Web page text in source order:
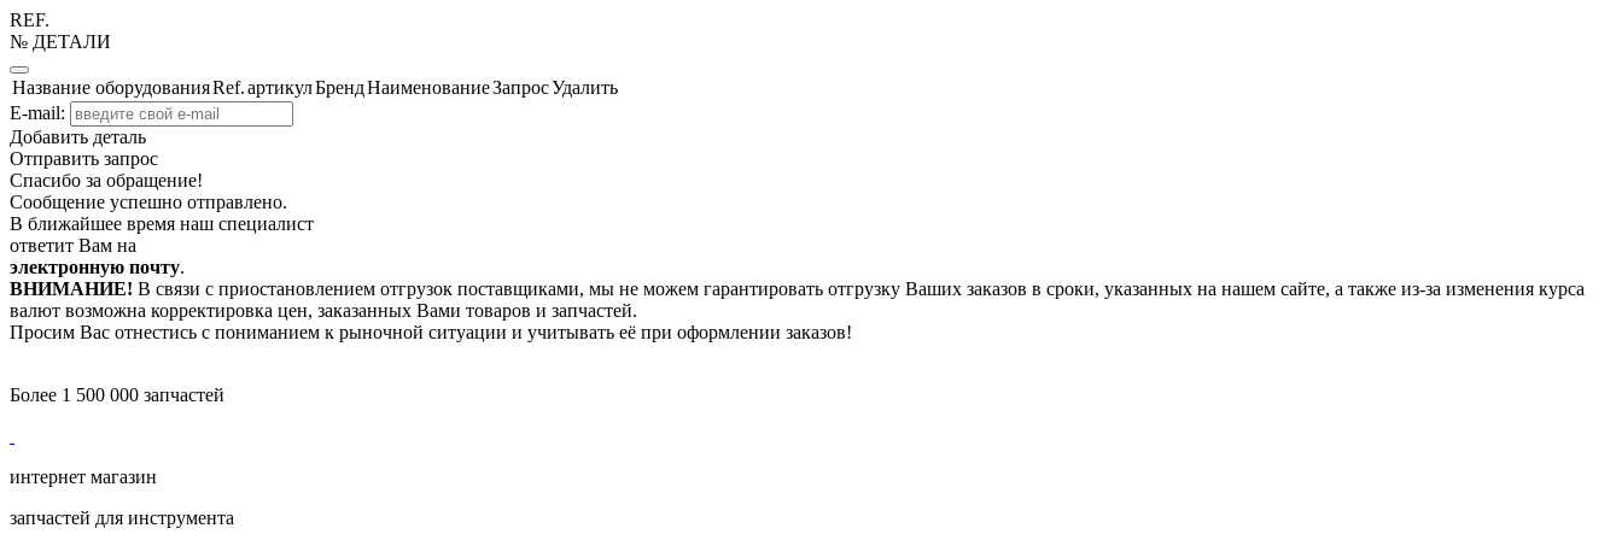
REF.
№ ДЕТАЛИ
Название оборудованияRef.артикулБрендНаименованиеЗапросУдалить
E-mail:
Добавить деталь
Отправить запрос
Спасибо за обращение!
Сообщение успешно отправлено.
В ближайшее время наш специалист
ответит Вам на
электронную почту.
ВНИМАНИЕ! В связи с приостановлением отгрузок поставщиками, мы не можем гарантировать отгрузку Ваших заказов в сроки, указанных на нашем сайте, а также из-за изменения курса
валют возможна корректировка цен, заказанных Вами товаров и запчастей.
Просим Вас отнестись с пониманием к рыночной ситуации и учитывать её при оформлении заказов!
Более 1 500 000 запчастей
интернет магазин
запчастей для инструмента